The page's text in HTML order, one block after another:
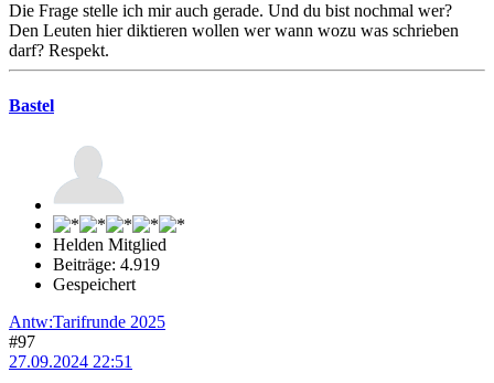
Die Frage stelle ich mir auch gerade. Und du bist nochmal wer?
Den Leuten hier diktieren wollen wer wann wozu was schrieben
darf? Respekt.
Bastel
Helden Mitglied
Beiträge: 4.919
Gespeichert
Antw:Tarifrunde 2025
#97
27.09.2024 22:51